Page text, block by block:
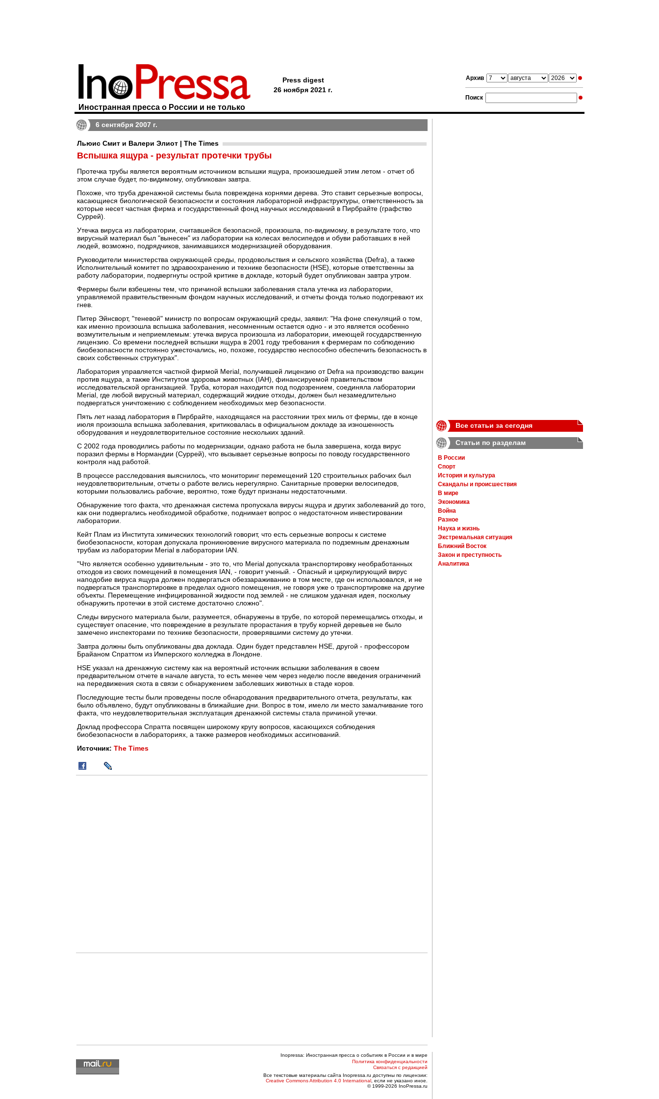
Архив
Поиск
Иностранная пресса о России и не только
Press digest
26 ноября 2021 г.
6 сентября 2007 г.
Льюис Смит и Валери Элиот | The Times
Вспышка ящура - результат протечки трубы
Протечка трубы является вероятным источником вспышки ящура, произошедшей этим летом - отчет об
этом случае будет, по-видимому, опубликован завтра.
Похоже, что труба дренажной системы была повреждена корнями дерева. Это ставит серьезные вопросы,
касающиеся биологической безопасности и состояния лабораторной инфраструктуры, ответственность за
которые несет частная фирма и государственный фонд научных исследований в Пирбрайте (графство
Суррей).
Утечка вируса из лаборатории, считавшейся безопасной, произошла, по-видимому, в результате того, что
вирусный материал был "вынесен" из лаборатории на колесах велосипедов и обуви работавших в ней
людей, возможно, подрядчиков, занимавшихся модернизацией оборудования.
Руководители министерства окружающей среды, продовольствия и сельского хозяйства (Defra), а также
Исполнительный комитет по здравоохранению и технике безопасности (HSE), которые ответственны за
работу лаборатории, подвергнуты острой критике в докладе, который будет опубликован завтра утром.
Фермеры были взбешены тем, что причиной вспышки заболевания стала утечка из лаборатории,
управляемой правительственным фондом научных исследований, и отчеты фонда только подогревают их
гнев.
Питер Эйнсворт, "теневой" министр по вопросам окружающий среды, заявил: "На фоне спекуляций о том,
как именно произошла вспышка заболевания, несомненным остается одно - и это является особенно
возмутительным и неприемлемым: утечка вируса произошла из лаборатории, имеющей государственную
лицензию. Со времени последней вспышки ящура в 2001 году требования к фермерам по соблюдению
биобезопасности постоянно ужесточались, но, похоже, государство неспособно обеспечить безопасность в
своих собственных структурах".
Лаборатория управляется частной фирмой Merial, получившей лицензию от Defra на производство вакцин
против ящура, а также Институтом здоровья животных (IAH), финансируемой правительством
исследовательской организацией. Труба, которая находится под подозрением, соединяла лаборатории
Merial, где любой вирусный материал, содержащий жидкие отходы, должен был незамедлительно
подвергаться уничтожению с соблюдением необходимых мер безопасности.
Пять лет назад лаборатория в Пирбрайте, находящаяся на расстоянии трех миль от фермы, где в конце
июля произошла вспышка заболевания, критиковалась в официальном докладе за изношенность
оборудования и неудовлетворительное состояние нескольких зданий.
С 2002 года проводились работы по модернизации, однако работа не была завершена, когда вирус
поразил фермы в Нормандии (Суррей), что вызывает серьезные вопросы по поводу государственного
контроля над работой.
В процессе расследования выяснилось, что мониторинг перемещений 120 строительных рабочих был
неудовлетворительным, отчеты о работе велись нерегулярно. Санитарные проверки велосипедов,
которыми пользовались рабочие, вероятно, тоже будут признаны недостаточными.
Обнаружение того факта, что дренажная система пропускала вирусы ящура и других заболеваний до того,
как они подвергались необходимой обработке, поднимает вопрос о недостаточном инвестировании
лаборатории.
Кейт Плам из Института химических технологий говорит, что есть серьезные вопросы к системе
биобезопасности, которая допускала проникновение вирусного материала по подземным дренажным
трубам из лаборатории Merial в лаборатории IAN.
"Что является особенно удивительным - это то, что Merial допускала транспортировку необработанных
отходов из своих помещений в помещения IAN, - говорит ученый. - Опасный и циркулирующий вирус
наподобие вируса ящура должен подвергаться обеззараживанию в том месте, где он использовался, и не
подвергаться транспортировке в пределах одного помещения, не говоря уже о транспортировке на другие
объекты. Перемещение инфицированной жидкости под землей - не слишком удачная идея, поскольку
обнаружить протечки в этой системе достаточно сложно".
Следы вирусного материала были, разумеется, обнаружены в трубе, по которой перемещались отходы, и
существует опасение, что повреждение в результате прорастания в трубу корней деревьев не было
замечено инспекторами по технике безопасности, проверявшими систему до утечки.
Завтра должны быть опубликованы два доклада. Один будет представлен HSE, другой - профессором
Брайаном Спраттом из Имперского колледжа в Лондоне.
HSE указал на дренажную систему как на вероятный источник вспышки заболевания в своем
предварительном отчете в начале августа, то есть менее чем через неделю после введения ограничений
на передвижения скота в связи с обнаружением заболевших животных в стаде коров.
Последующие тесты были проведены после обнародования предварительного отчета, результаты, как
было объявлено, будут опубликованы в ближайшие дни. Вопрос в том, имело ли место замалчивание того
факта, что неудовлетворительная эксплуатация дренажной системы стала причиной утечки.
Доклад профессора Спратта посвящен широкому кругу вопросов, касающихся соблюдения
биобезопасности в лабораториях, а также размеров необходимых ассигнований.
Источник: The Times
Все статьи за сегодня
Статьи по разделам
В России
Спорт
История и культура
Скандалы и происшествия
В мире
Экономика
Война
Разное
Наука и жизнь
Экстремальная ситуация
Ближний Восток
Закон и преступность
Аналитика
Inopressa: Иностранная пресса о событиях в России и в мире
Политика конфиденциальности
Связаться с редакцией
Все текстовые материалы сайта Inopressa.ru доступны по лицензии:
Creative Commons Attribution 4.0 International , если не указано иное.
© 1999-2026 InoPressa.ru